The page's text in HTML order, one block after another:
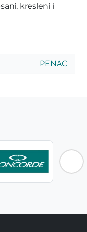
kreslení i
PENAC